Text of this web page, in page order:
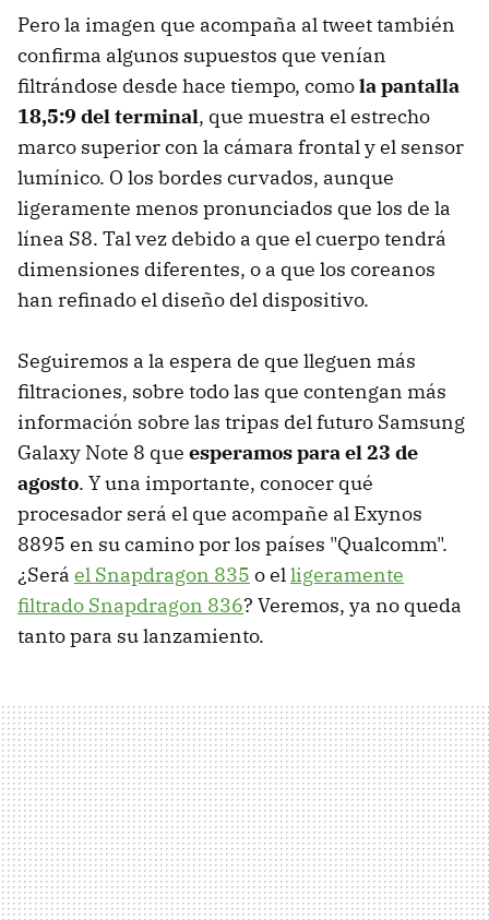
Pero la imagen que acompaña al tweet también
confirma algunos supuestos que venían
filtrándose desde hace tiempo, comola pantalla
18,5:9 del terminal, que muestra el estrecho
marco superior con la cámara frontal y el sensor
lumínico. O los bordes curvados, aunque
ligeramente menos pronunciados que los de la
línea S8. Tal vez debido a que el cuerpo tendrá
dimensiones diferentes, o a que los coreanos
han refinado el diseño del dispositivo.
Seguiremos a la espera de que lleguen más
filtraciones, sobre todo las que contengan más
información sobre las tripas del futuro Samsung
Galaxy Note 8 que esperamos para el 23 de
agosto. Y una importante, conocer qué
procesador será el que acompañe al Exynos
8895 en su camino por los países "Qualcomm".
¿Será el Snapdragon 835 o elligeramente
filtrado Snapdragon 836? Veremos, ya no queda
tanto para su lanzamiento.